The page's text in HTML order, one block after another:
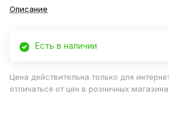
Описание
Есть в наличии
Цена действительна только для
отличаться от цен в розничных